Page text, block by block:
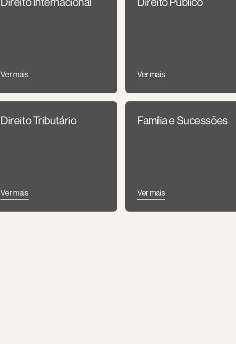
Ver mais Ver mais
Direito Tributário
Ver mais
Família e Sucessões
Ver mais